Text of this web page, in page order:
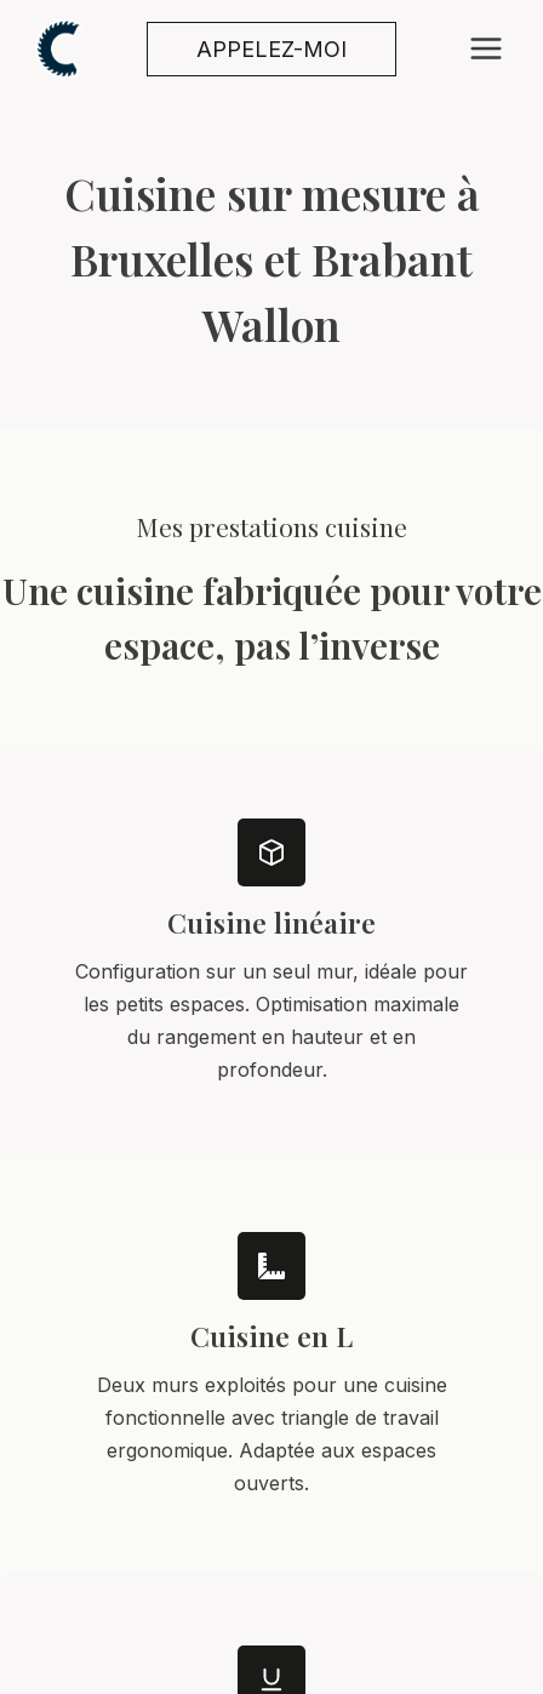
contenu
APPELEZ-MOI
Cuisine sur mesure à
Bruxelles et Brabant
Wallon
Mes prestations cuisine
Une cuisine fabriquée pour votre
espace, pas l’inverse
Cuisine linéaire
Configuration sur un seul mur, idéale pour
les petits espaces. Optimisation maximale
du rangement en hauteur et en
profondeur.
Cuisine en L
Deux murs exploités pour une cuisine
fonctionnelle avec triangle de travail
ergonomique. Adaptée aux espaces
ouverts.